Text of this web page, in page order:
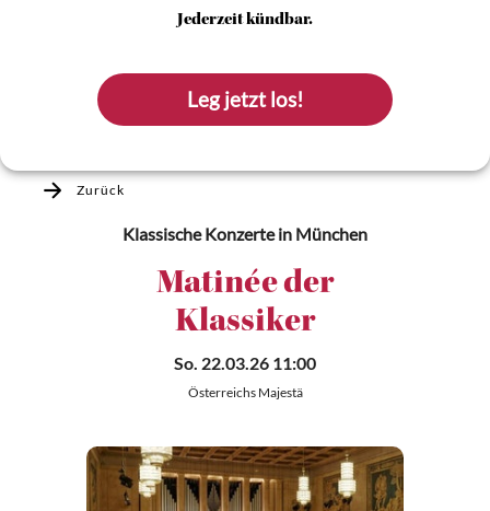
Jederzeit kündbar.
Leg jetzt los!
Zurück
Klassische Konzertein München
Matinée der
Klassiker
So. 22.03.26 11:00
Österreichs Majestä